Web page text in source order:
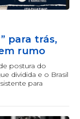
para trás,
rumo
postura do
dividida e o Brasil
para